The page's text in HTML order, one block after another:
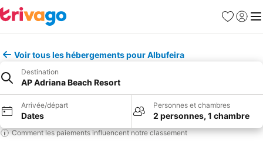
Favoris
Se
Voir tous les hébergements pour Albufeira
Destination
AP Adriana Beach Resort
Arrivée/départ
Dates
Personnes et chambres
2 personnes, 1 chambre
Comment les paiements influencent notre classement